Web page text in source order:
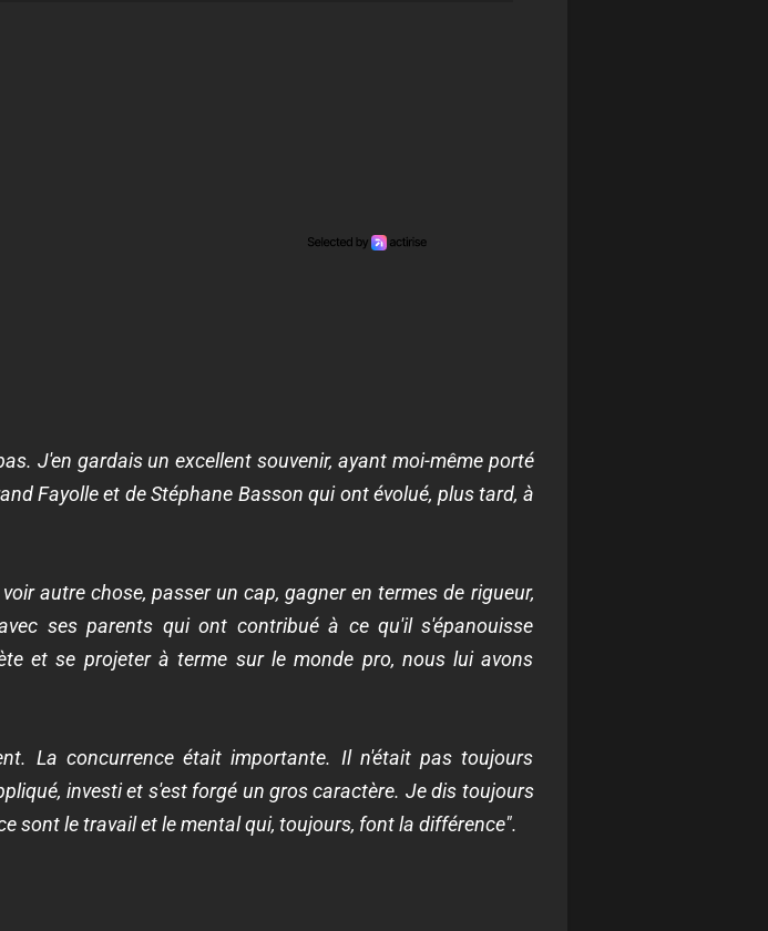
J'en gardais un excellent souvenir, ayant moi-même porté
Fayolle et de Stéphane Basson qui ont évolué, plus tard, à
autre chose, passer un cap, gagner en termes de rigueur,
ses parents qui ont contribué à ce qu'il s'épanouisse
et se projeter à terme sur le monde pro, nous lui avons
La concurrence était importante. Il n'était pas toujours
investi et s'est forgé un gros caractère. Je dis toujours
sont le travail et le mental qui, toujours, font la différence".